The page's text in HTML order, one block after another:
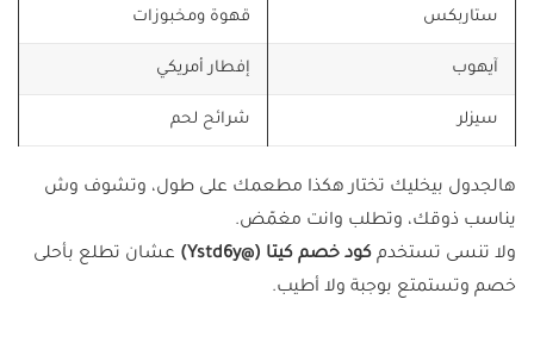
ستاربكس قهوة ومخبوزات
آيهوب إفطار أمريكي
سيزلر شرائح لحم
هالجدول بيخليك تختار هكذا مطعمك على طول، وتشوف وش
يناسب ذوقك، وتطلب وانت مغمّض.
ولا تنسى تستخدم كود خصم كيتا (@Ystd6y)
عشان تطلع بأحلى
خصم وتستمتع بوجبة ولا أطيب.